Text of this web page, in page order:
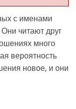
с именами
читают друг
много
вероятность
новое, и они